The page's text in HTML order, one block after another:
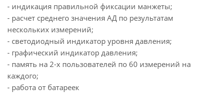
- индикация правильной фиксации манжеты;
- расчет среднего значения АД по результатам
нескольких измерений;
- светодиодный индикатор уровня давления;
- графический индикатор давления;
- память на 2-х пользователей по 60 измерений на
каждого;
- работа от батареек